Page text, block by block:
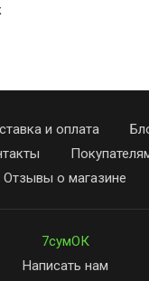
и оплата
Отзывы о магазине
7сумОК
Написать нам